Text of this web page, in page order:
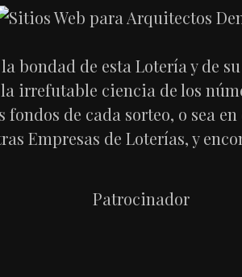
bondad de esta Lotería y de
irrefutable ciencia de los
de cada sorteo, o sea
Empresas de Loterías, y
Patrocinador